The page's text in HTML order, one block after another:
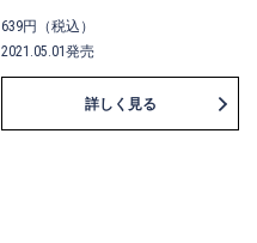
639円（税込）
2021.05.01発売
詳しく見る